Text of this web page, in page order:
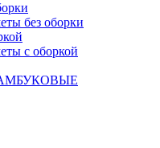
без оборки
с оборкой